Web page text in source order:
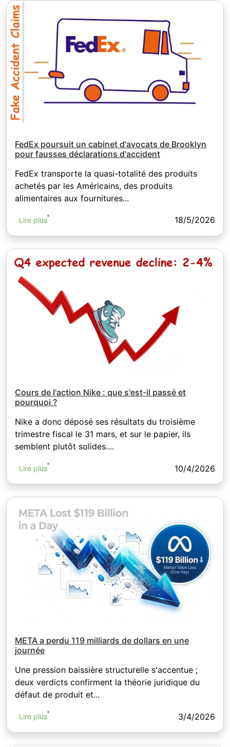
FedEx poursuit un cabinet d'avocats de Brooklyn
pour fausses déclarations d'accident
FedEx transporte la quasi-totalité des produits
achetés par les Américains, des produits
alimentaires aux fournitures...
Lire plus 18/5/2026
Cours de l'action Nike : que s'est-il passé et
pourquoi ?
Nike a donc déposé ses résultats du troisième
trimestre fiscal le 31 mars, et sur le papier, ils
semblent plutôt solides....
Lire plus 10/4/2026
META a perdu 119 milliards de dollars en une
journée
Une pression baissière structurelle s'accentue ;
deux verdicts confirment la théorie juridique du
défaut de produit et...
Lire plus 3/4/2026